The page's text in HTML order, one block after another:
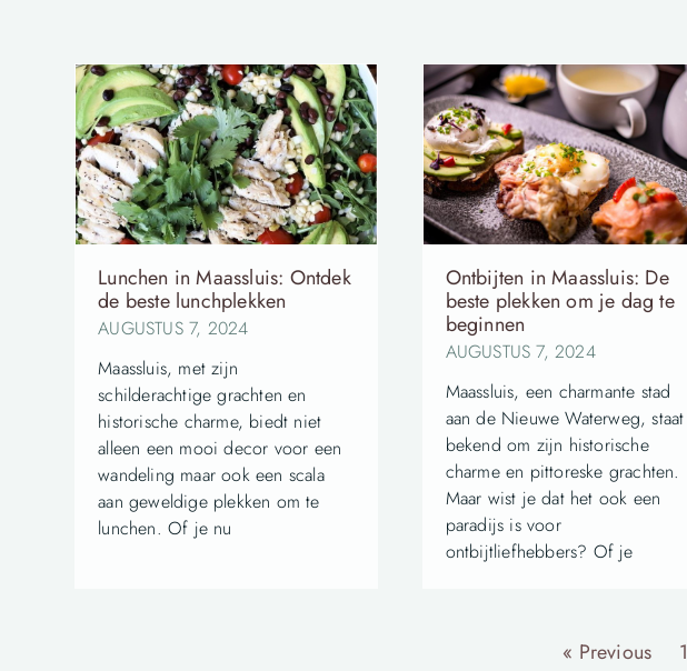
Lunchen in Maassluis: Ontdek
de beste lunchplekken
AUGUSTUS 7, 2024
Maassluis, met zijn
schilderachtige grachten en
historische charme, biedt niet
alleen een mooi decor voor een
wandeling maar ook een scala
aan geweldige plekken om te
lunchen. Of je nu
Ontbijten in Maassluis: De
beste plekken om je dag te
beginnen
AUGUSTUS 7, 2024
Maassluis, een charmante stad
aan de Nieuwe Waterweg, staat
bekend om zijn historische
charme en pittoreske grachten.
Maar wist je dat het ook een
paradijs is voor
ontbijtliefhebbers? Of je
« Previous 1